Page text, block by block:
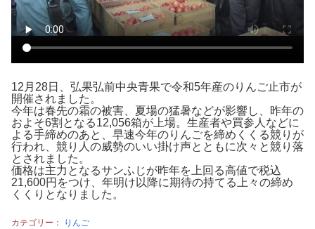
12月28日、弘果弘前中央青果で令和5年産のりんご止市が
開催されました。
今年は春先の霜の被害、夏場の猛暑などが影響し、昨年の
およそ6割となる12,056箱が上場。生産者や買参人などに
よる手締めのあと、早速今年のりんごを締めくくる競りが
行われ、競り人の威勢のいい掛け声とともに次々と競り落
とされました。
価格は主力となるサンふじが昨年を上回る高値で税込
21,600円をつけ、年明け以降に期待の持てる上々の締め
くくりとなりました。
カテゴリー： りんご